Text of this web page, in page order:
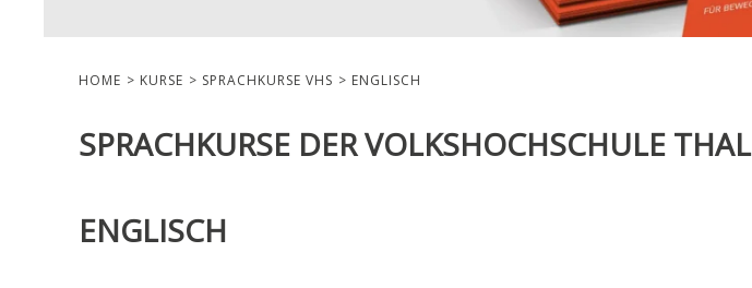
HOME KURSE SPRACHKURSE VHS ENGLISCH
SPRACHKURSE DER VOLKSHOCHSCHULE THAL
ENGLISCH